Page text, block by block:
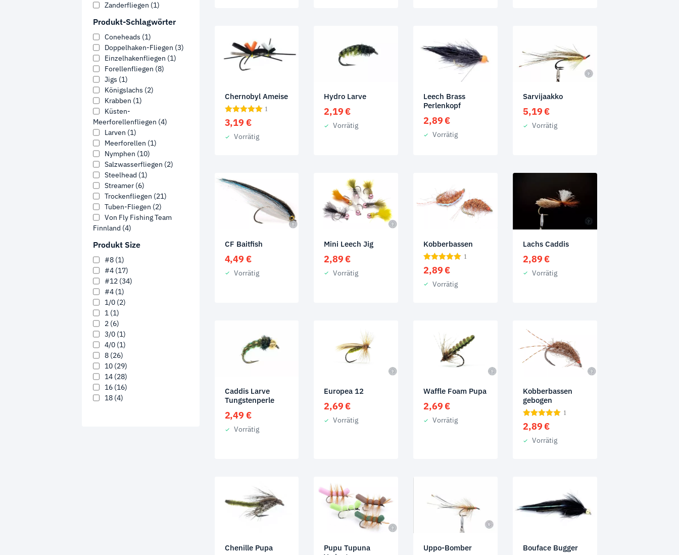
Zanderfliegen (1)
Produkt-Schlagwörter
Coneheads (1)
Doppelhaken-Fliegen (3)
Einzelhakenfliegen (1)
Forellenfliegen (8)
Jigs (1)
Königslachs (2)
Krabben (1)
Küsten-
Meerforellenfliegen (4)
Larven (1)
Meerforellen (1)
Nymphen (10)
Salzwasserfliegen (2)
Steelhead (1)
Streamer (6)
Trockenfliegen (21)
Tuben-Fliegen (2)
Von Fly Fishing Team
Finnland (4)
Produkt Size
#8 (1)
#4 (17)
#12 (34)
#4 (1)
1/0 (2)
1 (1)
2 (6)
3/0 (1)
4/0 (1)
8 (26)
10 (29)
14 (28)
16 (16)
18 (4)
Chernobyl Ameise
1
3,19 €
Vorrätig
Hydro Larve
2,19 €
Vorrätig
Leech Brass
Perlenkopf
2,89 €
Vorrätig
Sarvijaakko
5,19 €
Vorrätig
CF Baitfish
4,49 €
Vorrätig
Mini Leech Jig
2,89 €
Vorrätig
Kobberbassen
1
2,89 €
Vorrätig
Lachs Caddis
2,89 €
Vorrätig
Caddis Larve
Tungstenperle
2,49 €
Vorrätig
Europea 12
2,69 €
Vorrätig
Waffle Foam Pupa
2,69 €
Vorrätig
Kobberbassen
gebogen
1
2,89 €
Vorrätig
Chenille Pupa
Pupu Tupuna
Uppo-Bomber Bouface Bugger